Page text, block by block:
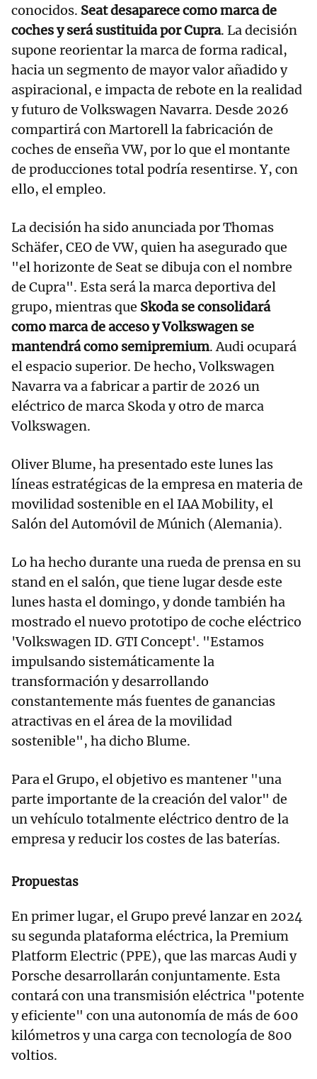
conocidos. Seat desaparece como marca de
coches y será sustituida por Cupra. La decisión
supone reorientar la marca de forma radical,
hacia un segmento de mayor valor añadido y
aspiracional, e impacta de rebote en la realidad
y futuro de Volkswagen Navarra. Desde 2026
compartirá con Martorell la fabricación de
coches de enseña VW, por lo que el montante
de producciones total podría resentirse. Y, con
ello, el empleo.
La decisión ha sido anunciada por Thomas
Schäfer, CEO de VW, quien ha asegurado que
"el horizonte de Seat se dibuja con el nombre
de Cupra". Esta será la marca deportiva del
grupo, mientras que Skoda se consolidará
como marca de acceso y Volkswagen se
mantendrá como semipremium. Audi ocupará
el espacio superior. De hecho, Volkswagen
Navarra va a fabricar a partir de 2026 un
eléctrico de marca Skoda y otro de marca
Volkswagen.
Oliver Blume, ha presentado este lunes las
líneas estratégicas de la empresa en materia de
movilidad sostenible en el IAA Mobility, el
Salón del Automóvil de Múnich (Alemania).
Lo ha hecho durante una rueda de prensa en su
stand en el salón, que tiene lugar desde este
lunes hasta el domingo, y donde también ha
mostrado el nuevo prototipo de coche eléctrico
'Volkswagen ID. GTI Concept'. "Estamos
impulsando sistemáticamente la
transformación y desarrollando
constantemente más fuentes de ganancias
atractivas en el área de la movilidad
sostenible", ha dicho Blume.
Para el Grupo, el objetivo es mantener "una
parte importante de la creación del valor" de
un vehículo totalmente eléctrico dentro de la
empresa y reducir los costes de las baterías.
Propuestas
En primer lugar, el Grupo prevé lanzar en 2024
su segunda plataforma eléctrica, la Premium
Platform Electric (PPE), que las marcas Audi y
Porsche desarrollarán conjuntamente. Esta
contará con una transmisión eléctrica "potente
y eficiente" con una autonomía de más de 600
kilómetros y una carga con tecnología de 800
voltios.